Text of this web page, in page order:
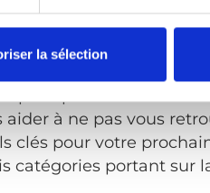
la sélection
météorologiques
réduite. Vous
à ne pas vous
clés pour votre
catégories portant sur